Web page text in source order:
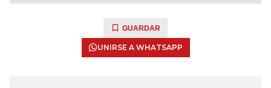
GUARDAR
UNIRSE A WHATSAPP